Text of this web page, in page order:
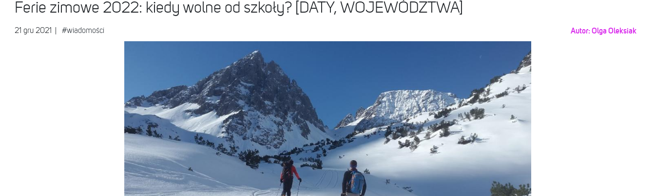
Ferie zimowe 2022: kiedy wolne od szkoły? [DATY, WOJEWÓDZTWA]
21 gru 2021 #wiadomości Autor: Olga Oleksiak